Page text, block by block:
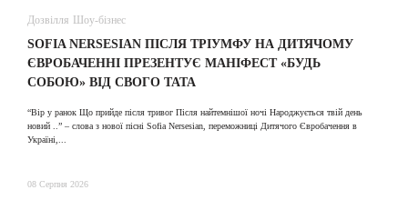
Дозвілля Шоу-бізнес
SOFIA NERSESIAN ПІСЛЯ ТРІУМФУ НА ДИТЯЧОМУ
ЄВРОБАЧЕННІ ПРЕЗЕНТУЄ МАНІФЕСТ «БУДЬ
СОБОЮ» ВІД СВОГО ТАТА
“Вір у ранок Що прийде після тривог Після найтемнішої ночі Народжується твій день
новий ..” – слова з нової пісні Sofia Nersesian, переможниці Дитячого Євробачення в
Україні,...
08 Серпня 2026